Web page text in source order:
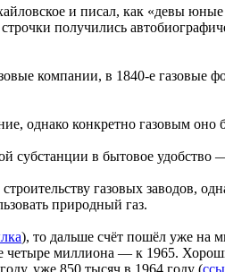
и писал, как «девы юные
получились
компании, в 1840-е газовые
однако конкретно газовым
в бытовое
газовых заводов,
природный газ.
), то дальше счёт пошёл уже на
миллиона — к 1965.
уже 850 тысяч в 1964 году (